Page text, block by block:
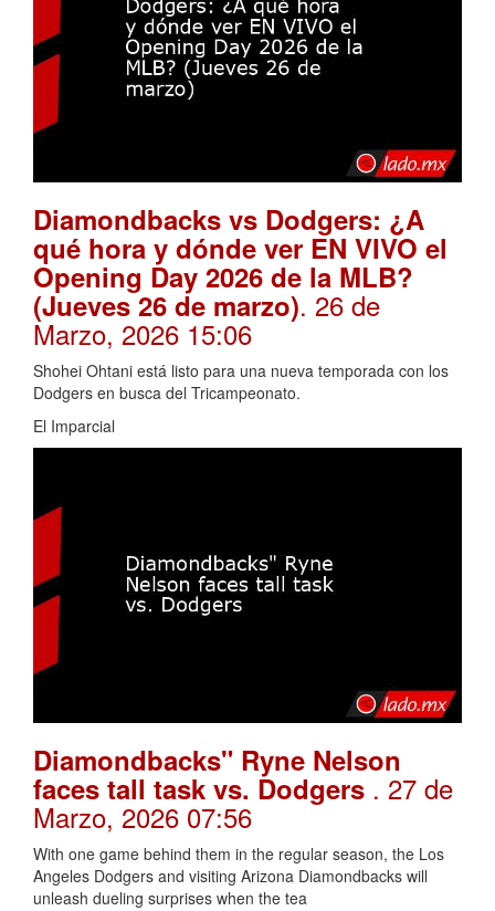
Diamondbacks vs Dodgers: ¿A
qué hora y dónde ver EN VIVO el
Opening Day 2026 de la MLB?
(Jueves 26 de marzo). 26 de
Marzo, 2026 15:06
Shohei Ohtani está listo para una nueva temporada con los
Dodgers en busca del Tricampeonato.
El Imparcial
Diamondbacks" Ryne Nelson
faces tall task vs. Dodgers . 27 de
Marzo, 2026 07:56
With one game behind them in the regular season, the Los
Angeles Dodgers and visiting Arizona Diamondbacks will
unleash dueling surprises when the tea